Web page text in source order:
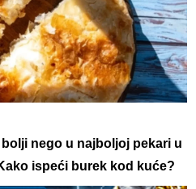
nego u najboljoj pekari u
ispeći burek kod kuće?